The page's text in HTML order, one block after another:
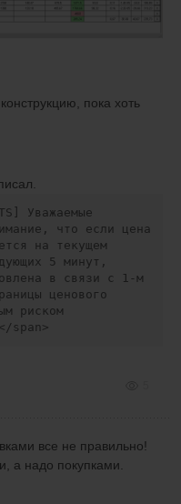
пока хоть
Уважаемые
что если цена
на текущем
5 минут,
в связи с 1-м
ценового
риском
span>
все не правильно!
а надо покупками.